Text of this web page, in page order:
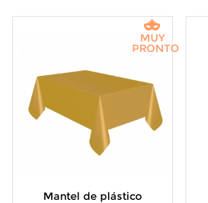
Mantel de plástico
MUY
PRONTO